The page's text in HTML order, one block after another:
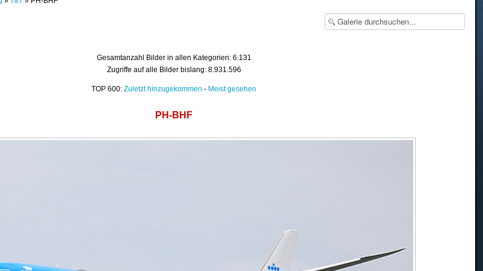
Gesamtanzahl Bilder in allen Kategorien: 6.131
Zugriffe auf alle Bilder bislang: 8.931.596
TOP 600:Zuletzt hinzugekommen - Meist gesehen
PH-BHF